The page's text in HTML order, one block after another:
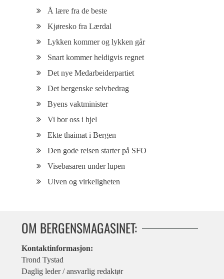
Å lære fra de beste
Kjøresko fra Lærdal
Lykken kommer og lykken går
Snart kommer heldigvis regnet
Det nye Medarbeiderpartiet
Det bergenske selvbedrag
Byens vaktminister
Vi bor oss i hjel
Ekte thaimat i Bergen
Den gode reisen starter på SFO
Visebasaren under lupen
Ulven og virkeligheten
OM BERGENSMAGASINET:
Kontaktinformasjon:
Trond Tystad
Daglig leder / ansvarlig redaktør